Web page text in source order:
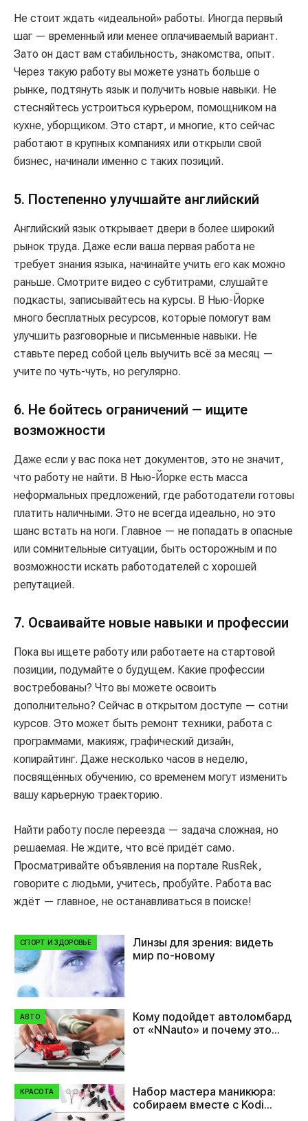
Не стоит ждать «идеальной» работы. Иногда первый
шаг — временный или менее оплачиваемый вариант.
Зато он даст вам стабильность, знакомства, опыт.
Через такую работу вы можете узнать больше о
рынке, подтянуть язык и получить новые навыки. Не
стесняйтесь устроиться курьером, помощником на
кухне, уборщиком. Это старт, и многие, кто сейчас
работают в крупных компаниях или открыли свой
бизнес, начинали именно с таких позиций.
5. Постепенно улучшайте английский
Английский язык открывает двери в более широкий
рынок труда. Даже если ваша первая работа не
требует знания языка, начинайте учить его как можно
раньше. Смотрите видео с субтитрами, слушайте
подкасты, записывайтесь на курсы. В Нью-Йорке
много бесплатных ресурсов, которые помогут вам
улучшить разговорные и письменные навыки. Не
ставьте перед собой цель выучить всё за месяц —
учите по чуть-чуть, но регулярно.
6. Не бойтесь ограничений — ищите
возможности
Даже если у вас пока нет документов, это не значит,
что работу не найти. В Нью-Йорке есть масса
неформальных предложений, где работодатели готовы
платить наличными. Это не всегда идеально, но это
шанс встать на ноги. Главное — не попадать в опасные
или сомнительные ситуации, быть осторожным и по
возможности искать работодателей с хорошей
репутацией.
7. Осваивайте новые навыки и профессии
Пока вы ищете работу или работаете на стартовой
позиции, подумайте о будущем. Какие профессии
востребованы? Что вы можете освоить
дополнительно? Сейчас в открытом доступе — сотни
курсов. Это может быть ремонт техники, работа с
программами, макияж, графический дизайн,
копирайтинг. Даже несколько часов в неделю,
посвящённых обучению, со временем могут изменить
вашу карьерную траекторию.
Найти работу после переезда — задача сложная, но
решаемая. Не ждите, что всё придёт само.
Просматривайте объявления на портале RusRek,
говорите с людьми, учитесь, пробуйте. Работа вас
ждёт — главное, не останавливаться в поиске!
СПОРТ И ЗДОРОВЬЕ
Линзы для зрения: видеть
мир по-новому
АВТО
Кому подойдет автоломбард
от «NNauto» и почему это
КРАСОТА
Набор мастера маникюра:
собираем вместе с Kodi